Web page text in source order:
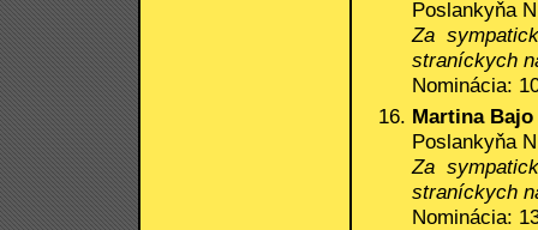
Poslankyňa
Za
straníckych
Nominácia:
Martina
Poslankyňa
Za
straníckych
Nominácia: